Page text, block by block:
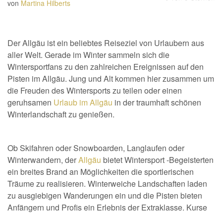
von Martina Hilberts
Der Allgäu ist ein beliebtes Reiseziel von Urlaubern aus
aller Welt. Gerade im Winter sammeln sich die
Wintersportfans zu den zahlreichen Ereignissen auf den
Pisten im Allgäu. Jung und Alt kommen hier zusammen um
die Freuden des Wintersports zu teilen oder einen
geruhsamen Urlaub im Allgäu in der traumhaft schönen
Winterlandschaft zu genießen.
Ob Skifahren oder Snowboarden, Langlaufen oder
Winterwandern, derAllgäu bietet Wintersport -Begeisterten
ein breites Brand an Möglichkeiten die sportlerischen
Träume zu realisieren. Winterweiche Landschaften laden
zu ausgiebigen Wanderungen ein und die Pisten bieten
Anfängern und Profis ein Erlebnis der Extraklasse. Kurse